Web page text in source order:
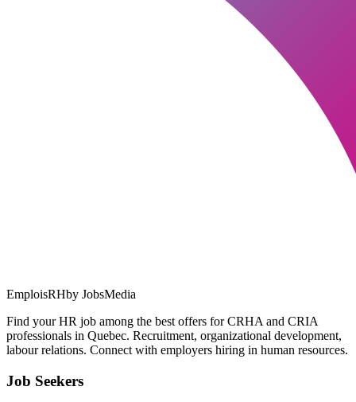
EmploisRHby JobsMedia
Find your HR job among the best offers for CRHA and CRIA
professionals in Quebec. Recruitment, organizational development,
labour relations. Connect with employers hiring in human resources.
Job Seekers